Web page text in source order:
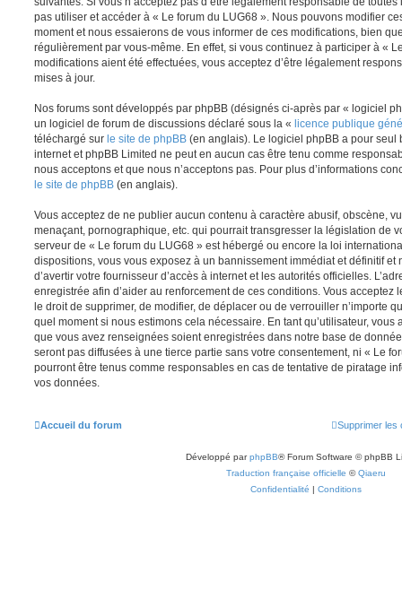
pas utiliser et accéder à « Le forum du LUG68 ». Nous pouvons modifier
moment et nous essaierons de vous informer de ces modifications, bien
régulièrement par vous-même. En effet, si vous continuez à participer à «
modifications aient été effectuées, vous acceptez d’être légalement
mises à jour.
Nos forums sont développés par phpBB (désignés ci-après par « logiciel
un logiciel de forum de discussions déclaré sous la « licence publique
téléchargé sur le site de phpBB (en anglais). Le logiciel phpBB a pour seul
internet et phpBB Limited ne peut en aucun cas être tenu comme
nous acceptons et que nous n’acceptons pas. Pour plus d’informations
le site de phpBB (en anglais).
Vous acceptez de ne publier aucun contenu à caractère abusif, obscène,
menaçant, pornographique, etc. qui pourrait transgresser la législation de
serveur de « Le forum du LUG68 » est hébergé ou encore la loi
dispositions, vous vous exposez à un bannissement immédiat et définitif et
d’avertir votre fournisseur d’accès à internet et les autorités officielles.
enregistrée afin d’aider au renforcement de ces conditions. Vous acceptez
le droit de supprimer, de modifier, de déplacer ou de verrouiller n’importe
quel moment si nous estimons cela nécessaire. En tant qu’utilisateur,
que vous avez renseignées soient enregistrées dans notre base de
seront pas diffusées à une tierce partie sans votre consentement, ni « Le
pourront être tenus comme responsables en cas de tentative de piratage
vos données.
Accueil du forum Supprimer les
Développé parphpBB® Forum Software © phpBB
Traduction française officielle ©Qiaeru
Confidentialité | Conditions